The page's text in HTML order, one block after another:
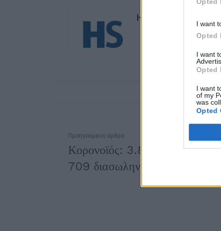
I want
Opted
I want
Opted
I want
of my
was
Opted
HS Team
Προηγούμενο άρθρο
Κορονοϊός: 3.841 νέα
709 διασωληνωμένοι